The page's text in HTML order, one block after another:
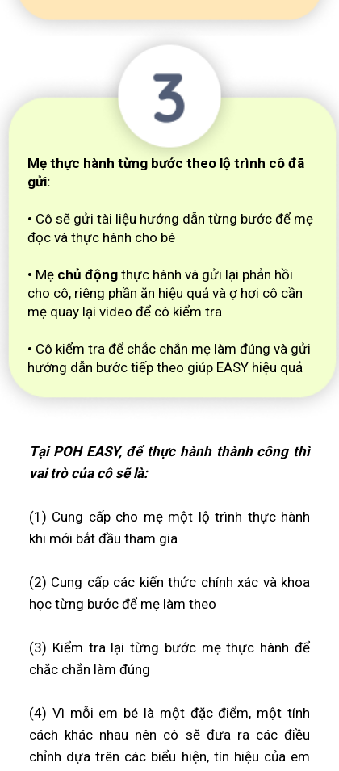
Mẹ thực hành từng bước theo lộ trình cô đã
gửi:
• Cô sẽ gửi tài liệu hướng dẫn từng bước để mẹ
đọc và thực hành cho bé
• Mẹ chủ độngthực hành và gửi lại phản hồi
cho cô, riêng phần ăn hiệu quả và ợ hơi cô cần
mẹ quay lại video để cô kiểm tra
• Cô kiểm tra để chắc chắn mẹ làm đúng và gửi
hướng dẫn bước tiếp theo giúp EASY hiệu quả
Tại POH EASY, để thực hành thành công thì
vai trò của cô sẽ là:
(1) Cung cấp cho mẹ một lộ trình thực hành
khi mới bắt đầu tham gia
(2) Cung cấp các kiến thức chính xác và khoa
học từng bước để mẹ làm theo
(3) Kiểm tra lại từng bước mẹ thực hành để
chắc chắn làm đúng
(4) Vì mỗi em bé là một đặc điểm, một tính
cách khác nhau nên cô sẽ đưa ra các điều
chỉnh dựa trên các biểu hiện, tín hiệu của em